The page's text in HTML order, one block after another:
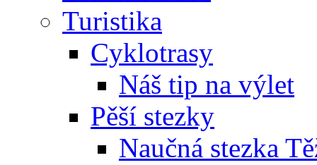
Turistika
Cyklotrasy
Náš tip na výlet
Pěší stezky
Naučná stezka